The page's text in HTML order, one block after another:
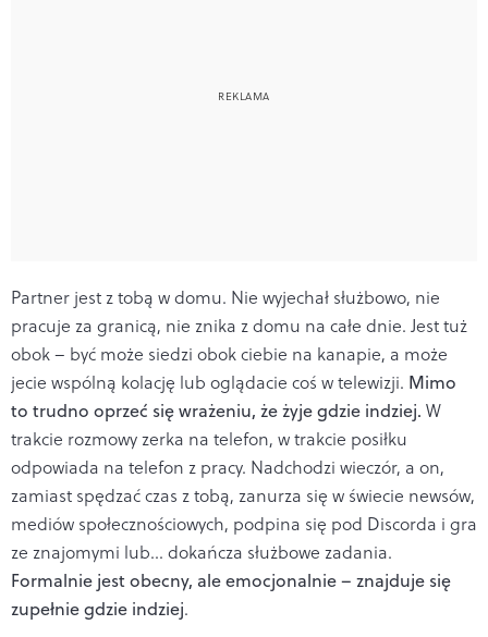
Partner jest z tobą w domu. Nie wyjechał służbowo, nie
pracuje za granicą, nie znika z domu na całe dnie. Jest tuż
obok – być może siedzi obok ciebie na kanapie, a może
jecie wspólną kolację lub oglądacie coś w telewizji. Mimo
to trudno oprzeć się wrażeniu, że żyje gdzie indziej. W
trakcie rozmowy zerka na telefon, w trakcie posiłku
odpowiada na telefon z pracy. Nadchodzi wieczór, a on,
zamiast spędzać czas z tobą, zanurza się w świecie newsów,
mediów społecznościowych, podpina się pod Discorda i gra
ze znajomymi lub… dokańcza służbowe zadania.
Formalnie jest obecny, ale emocjonalnie – znajduje się
zupełnie gdzie indziej.